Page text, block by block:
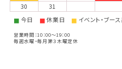
30
31
■ 今日 ■休業日 ■ イベント・ブー
営業時間：10：00～19：00
毎週水曜・毎月第３木曜定休